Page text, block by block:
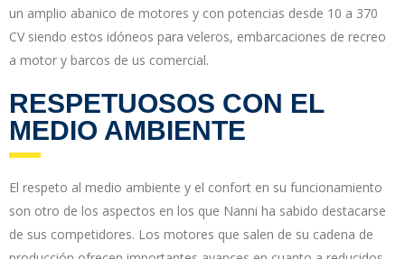
un amplio abanico de motores y con potencias desde 10 a 370
CV siendo estos idóneos para veleros, embarcaciones de recreo
a motor y barcos de us comercial.
RESPETUOSOS CON EL
MEDIO AMBIENTE
El respeto al medio ambiente y el confort en su funcionamiento
son otro de los aspectos en los que Nanni ha sabido destacarse
de sus competidores. Los motores que salen de su cadena de